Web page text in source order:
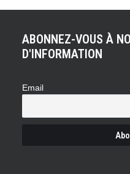
ABONNEZ-VOUS À
D'INFORMATION
Email